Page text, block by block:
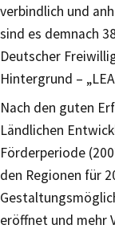
verbindlich und
sind es demnach
Deutscher
Hintergrund –
Nach den guten
Ländlichen
Förderperiode
den Regionen für
eröffnet und mehr